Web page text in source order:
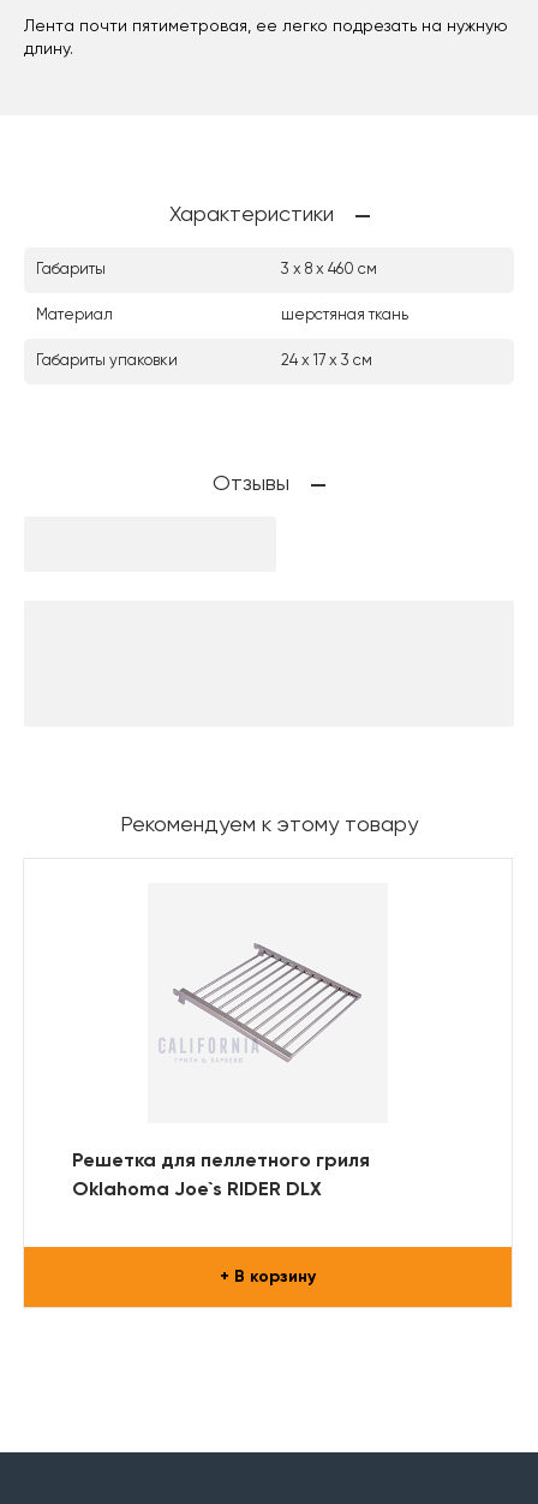
Лента почти пятиметровая, ее легко подрезать на нужную
длину.
Характеристики
Габариты 3 x 8 x 460 см
Материал шерстяная ткань
Габариты упаковки 24 х 17 х 3 см
Отзывы
Рекомендуем к этому товару
Решетка для пеллетного гриля
Oklahoma Joe`s RIDER DLX
+ В корзину